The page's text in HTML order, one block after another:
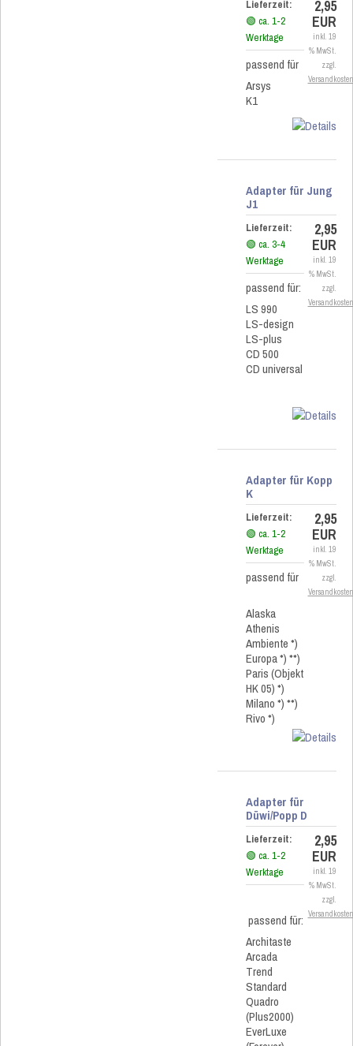
Lieferzeit:
🟢 ca. 1-2
Werktage
passend für
Arsys
K1
2,95
EUR
inkl. 19
% MwSt.
zzgl.
Versandkosten
Adapter für Jung
J1
Lieferzeit:
🟢 ca. 3-4
Werktage
passend für:
LS 990
LS-design
LS-plus
CD 500
CD universal
2,95
EUR
inkl. 19
% MwSt.
zzgl.
Versandkosten
Adapter für Kopp
K
Lieferzeit:
🟢 ca. 1-2
Werktage
passend für
Alaska
Athenis
Ambiente *)
Europa *) **)
Paris (Objekt
HK 05) *)
Milano *) **)
Rivo *)
2,95
EUR
inkl. 19
% MwSt.
zzgl.
Versandkosten
Adapter für
Düwi/Popp D
Lieferzeit:
🟢 ca. 1-2
Werktage
passend für:
Architaste
Arcada
Trend
Standard
Quadro
(Plus2000)
EverLuxe
2,95
EUR
inkl. 19
% MwSt.
zzgl.
Versandkosten